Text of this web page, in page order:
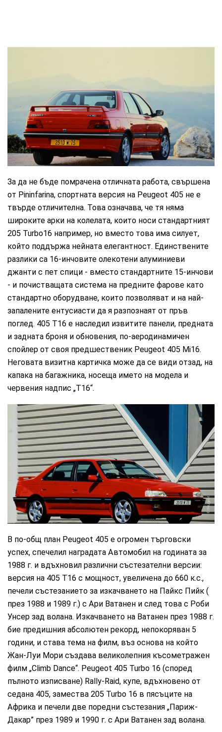
Peugeot
За да не бъде помрачена отличната работа, свършена
от Pininfarina, спортната версия на Peugeot 405 не е
твърде отличителна. Това означава, че тя няма
широките арки на колелата, които носи стандартният
205 Turbo16 например, но вместо това има силует,
който поддържа нейната елегантност. Единствените
разлики са 16-инчовите олекотени алуминиеви
джанти с пет спици - вместо стандартните 15-инчови
- и почистващата система на предните фарове като
стандартно оборудване, които позволяват и на най-
запалените ентусиасти да я разпознаят от пръв
поглед. 405 T16 е наследил извитите панели, предната
и задната броня и обновения, по-аеродинамичен
спойлер от своя предшественик Peugeot 405 Mi16.
Неговата визитна картичка може да се види отзад, на
капака на багажника, носеща името на модела и
червения надпис „T16“.
Peugeot
В по-общ план Peugeot 405 е огромен търговски
успех, спечелил наградата Автомобил на годината за
1988 г. и вдъхновил различни състезателни версии:
версия на 405 T16 с мощност, увеличена до 660 к.с.,
печели състезанието за изкачването на Пайкс Пийк (
през 1988 и 1989 г.) с Ари Ватанен и след това с Роби
Унсер зад волана. Изкачването на Ватанен през 1988 г.
бие предишния абсолютен рекорд, непокоряван 5
години, и става тема на филм, въз основа на който
Жан-Луи Мори създава великолепния късометражен
филм „Climb Dance“. Peugeot 405 Turbo 16 (според
пълното изписване) Rally-Raid, купе, вдъхновено от
седана 405, замества 205 Turbo 16 в пясъците на
Африка и печели две поредни състезания „Париж-
Дакар” през 1989 и 1990 г. с Ари Ватанен зад волана.